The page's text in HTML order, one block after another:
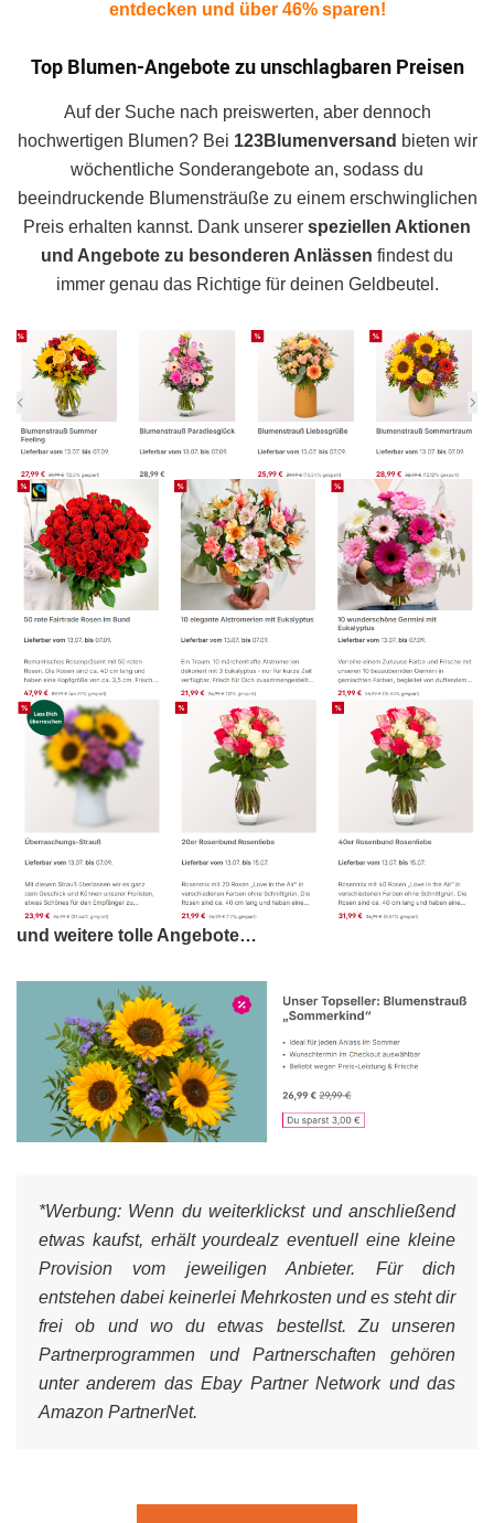
entdecken und über 46% sparen!
Top Blumen-Angebote zu unschlagbaren Preisen
Auf der Suche nach preiswerten, aber dennoch
hochwertigen Blumen? Bei 123Blumenversand bieten wir
wöchentliche Sonderangebote an, sodass du
beeindruckende Blumensträuße zu einem erschwinglichen
Preis erhalten kannst. Dank unserer speziellen Aktionen
und Angebote zu besonderen Anlässen findest du
immer genau das Richtige für deinen Geldbeutel.
und weitere tolle Angebote…
*Werbung: Wenn du weiterklickst und anschließend
etwas kaufst, erhält yourdealz eventuell eine kleine
Provision vom jeweiligen Anbieter. Für dich
entstehen dabei keinerlei Mehrkosten und es steht dir
frei ob und wo du etwas bestellst. Zu unseren
Partnerprogrammen und Partnerschaften gehören
unter anderem das Ebay Partner Network und das
Amazon PartnerNet.